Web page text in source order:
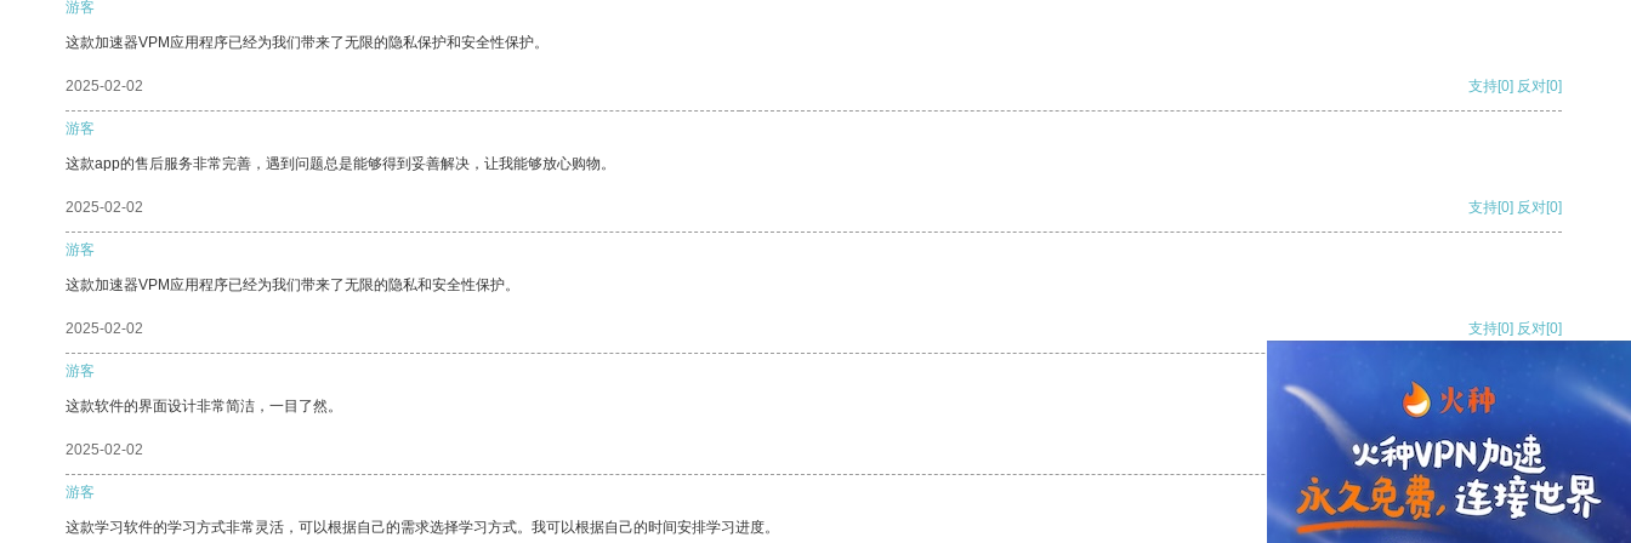
游客
这款加速器VPM应用程序已经为我们带来了无限的隐私保护和安全性保护。
2025-02-02 支持[0] 反对[0]
游客
这款app的售后服务非常完善，遇到问题总是能够得到妥善解决，让我能够放心购物。
2025-02-02 支持[0] 反对[0]
游客
这款加速器VPM应用程序已经为我们带来了无限的隐私和安全性保护。
2025-02-02 支持[0] 反对[0]
游客
这款软件的界面设计非常简洁，一目了然。
2025-02-02 支持[0] 反对
游客
这款学习软件的学习方式非常灵活，可以根据自己的需求选择学习方式。我可以根据自己的时间安排学习进度。